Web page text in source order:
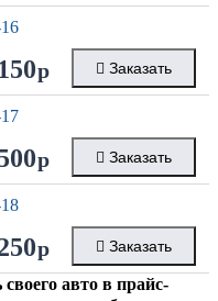
150р Заказать
р Заказать
р Заказать
авто в прайс-